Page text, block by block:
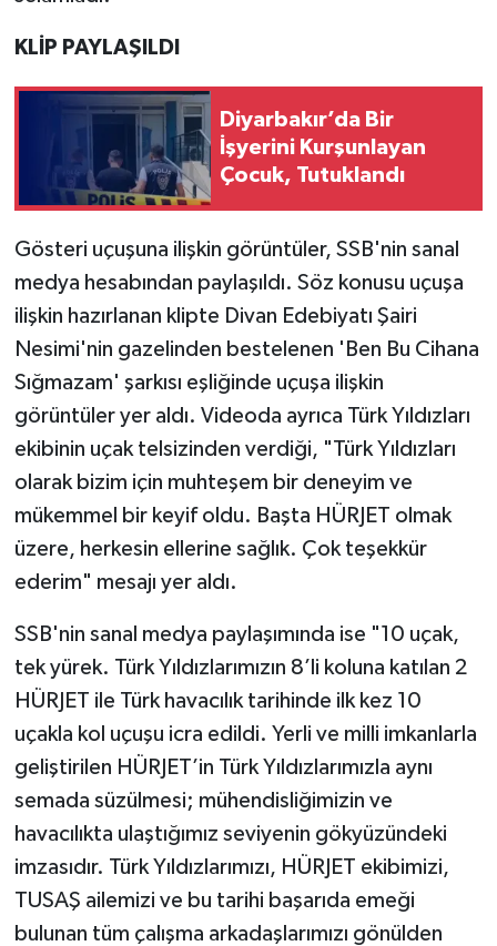
KLİP PAYLAŞILDI
Diyarbakır’da Bir
İşyerini Kurşunlayan
Çocuk, Tutuklandı
Gösteri uçuşuna ilişkin görüntüler, SSB'nin sanal
medya hesabından paylaşıldı. Söz konusu uçuşa
ilişkin hazırlanan klipte Divan Edebiyatı Şairi
Nesimi'nin gazelinden bestelenen 'Ben Bu Cihana
Sığmazam' şarkısı eşliğinde uçuşa ilişkin
görüntüler yer aldı. Videoda ayrıca Türk Yıldızları
ekibinin uçak telsizinden verdiği, "Türk Yıldızları
olarak bizim için muhteşem bir deneyim ve
mükemmel bir keyif oldu. Başta HÜRJET olmak
üzere, herkesin ellerine sağlık. Çok teşekkür
ederim" mesajı yer aldı.
SSB'nin sanal medya paylaşımında ise "10 uçak,
tek yürek. Türk Yıldızlarımızın 8’li koluna katılan 2
HÜRJET ile Türk havacılık tarihinde ilk kez 10
uçakla kol uçuşu icra edildi. Yerli ve milli imkanlarla
geliştirilen HÜRJET’in Türk Yıldızlarımızla aynı
semada süzülmesi; mühendisliğimizin ve
havacılıkta ulaştığımız seviyenin gökyüzündeki
imzasıdır. Türk Yıldızlarımızı, HÜRJET ekibimizi,
TUSAŞ ailemizi ve bu tarihi başarıda emeği
bulunan tüm çalışma arkadaşlarımızı gönülden